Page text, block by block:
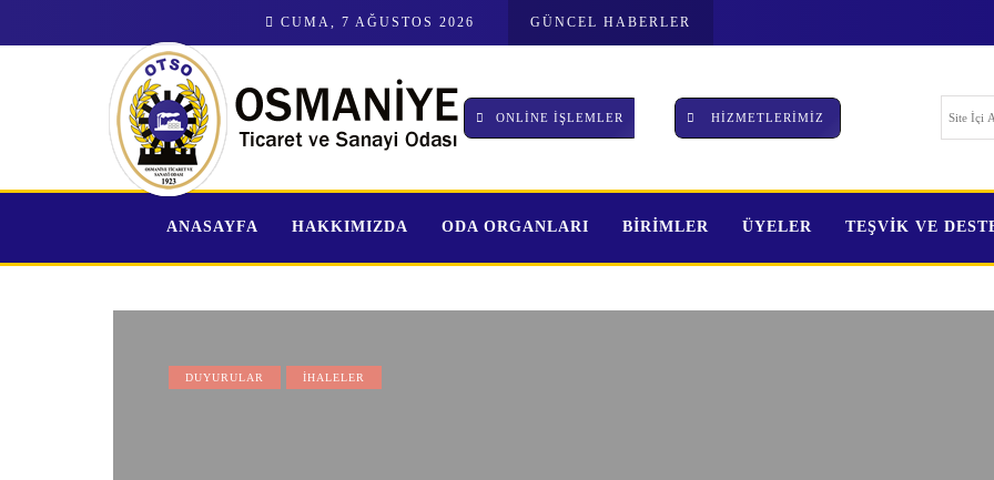
CUMA, 7 AĞUSTOS 2026 GÜNCEL HABERLER
ONLİNE İŞLEMLER HİZMETLERİMİZ
ANASAYFA HAKKIMIZDA ODA ORGANLARI BİRİMLER ÜYELER TEŞVİK VE
DUYURULAR İHALELER